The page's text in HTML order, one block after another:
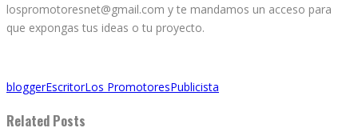
lospromotoresnet@gmail.com y te mandamos un acceso para
que expongas tus ideas o tu proyecto.
bloggerEscritorLos PromotoresPublicista
Related Posts